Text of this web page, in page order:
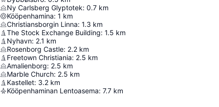
Ny Carlsberg Glyptotek: 0.7 km
Kööpenhamina: 1 km
Christiansborgin Linna: 1.3 km
The Stock Exchange Building: 1.5 km
Nyhavn: 2.1 km
Rosenborg Castle: 2.2 km
Freetown Christiania: 2.5 km
Amalienborg: 2.5 km
Marble Church: 2.5 km
Kastellet: 3.2 km
Kööpenhaminan Lentoasema: 7.7 km